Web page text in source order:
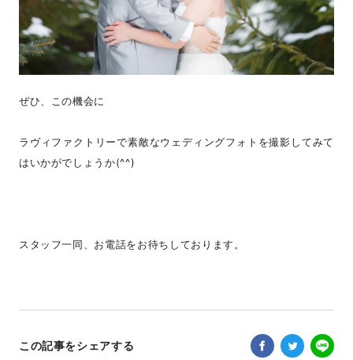
ぜひ、この機会に
ラヴィファクトリーで素敵なウェディングフォトを撮影してみて
はいかがでしょうか(^^)
スタッフ一同、お電話をお待ちしております。
この記事をシェアする